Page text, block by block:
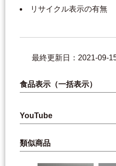
リサイクル表示の有無
最終更新日：2021-09-
食品表示（一括表示）
YouTube
類似商品